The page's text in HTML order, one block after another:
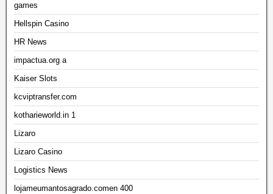
games
Hellspin Casino
HR News
impactua.org a
Kaiser Slots
kcviptransfer.com
kotharieworld.in 1
Lizaro
Lizaro Casino
Logistics News
lojameumantosagrado.comen 400